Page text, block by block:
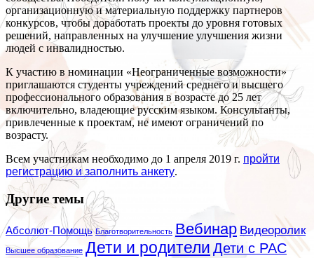
организационную и материальную поддержку партнеров
конкурсов, чтобы доработать проекты до уровня готовых
решений, направленных на улучшение улучшения жизни
людей с инвалидностью.
К участию в номинации «Неограниченные возможности»
приглашаются студенты учреждений среднего и высшего
профессионального образования в возрасте до 25 лет
включительно, владеющие русским языком. Консультанты,
привлеченные к проектам, не имеют ограничений по
возрасту.
Всем участникам необходимо до 1 апреля 2019 г. пройти
регистрацию и заполнить анкету.
Другие темы
Абсолют-Помощь Благотворительность Вебинар Видеоролик
Высшее образование Дети и родители Дети с РАС